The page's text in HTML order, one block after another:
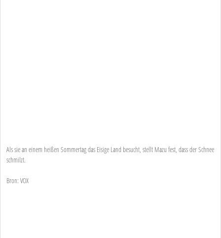
Als sie an einem heißen Sommertag das Eisige Land besucht, stellt Mazu fest, dass der Schnee
schmilzt.
Bron: VOX